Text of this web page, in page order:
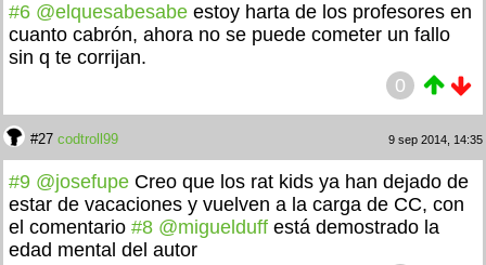
#6 @elquesabesabe estoy harta de los profesores en
cuanto cabrón, ahora no se puede cometer un fallo
sin q te corrijan.
0
#27 codtroll99 9 sep 2014, 14:35
#9 @josefupe Creo que los rat kids ya han dejado de
estar de vacaciones y vuelven a la carga de CC, con
el comentario #8 @miguelduff está demostrado la
edad mental del autor